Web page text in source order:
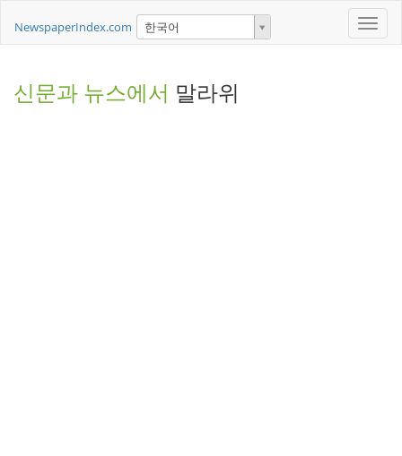
Toggle
NewspaperIndex.com 한국어
신문과 뉴스에서 말라위